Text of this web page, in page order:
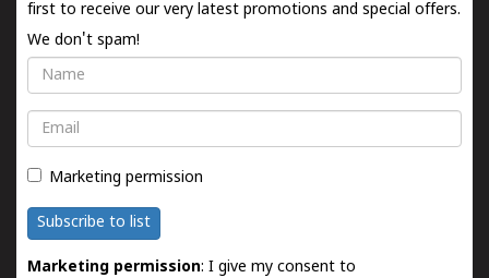
first to receive our very latest promotions and special offers.
We don't spam!
Name
Email
Marketing permission
Subscribe to list
Marketing permission: I give my consent to